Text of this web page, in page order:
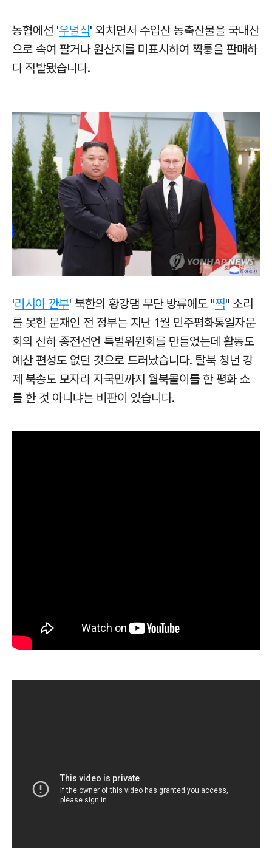
농협에선 '우덜식' 외치면서 수입산 농축산물을 국내산
으로 속여 팔거나 원산지를 미표시하여 짝퉁을 판매하
다 적발됐습니다.
'러시아 깐부' 북한의 황강댐 무단 방류에도 "찍" 소리
를 못한 문재인 전 정부는 지난 1월 민주평화통일자문
회의 산하 종전선언 특별위원회를 만들었는데 활동도
예산 편성도 없던 것으로 드러났습니다. 탈북 청년 강
제 북송도 모자라 자국민까지 월북몰이를 한 평화 쇼
를 한 것 아니냐는 비판이 있습니다.